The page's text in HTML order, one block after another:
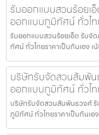
รับออกแบบสวนร้อยเ
ออกแบบภูมิทัศน์ ทั่วไ
รับออกแบบสวนร้อยเอ็ด รับ
ทัศน์ ทั่วไทยราคาเป็นกันเอง
บริษัทรับจัดสวนสัมพั
ออกแบบภูมิทัศน์ ทั่วไ
บริษัทรับจัดสวนสัมพันธวงศ์
ภูมิทัศน์ ทั่วไทยราคาเป็นกันเ